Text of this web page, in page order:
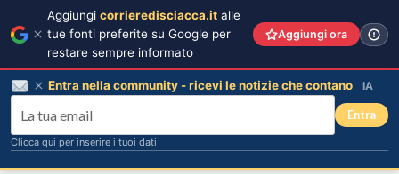
Aggiungi corrieredisciacca.it alle
tue fonti preferite su Google per
restare sempre informato
Aggiungi ora
Entra nella community - ricevi le notizie che contano IA
Entra
Clicca qui per inserire i tuoi dati